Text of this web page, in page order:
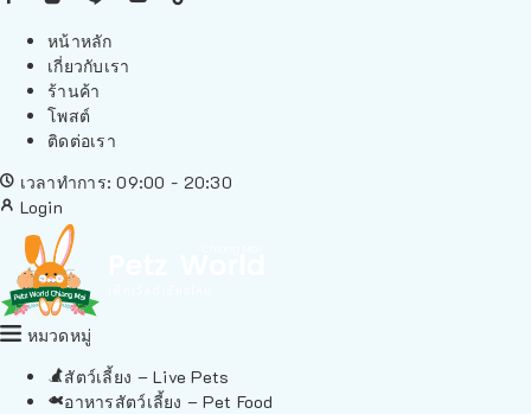
หน้าหลัก
เกี่ยวกับเรา
ร้านค้า
โพสต์
ติดต่อเรา
เวลาทำการ: 09:00 - 20:30
Login
หมวดหมู่
สัตว์เลี้ยง – Live Pets
อาหารสัตว์เลี้ยง – Pet Food